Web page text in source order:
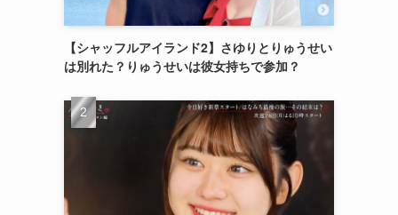
【シャッフルアイランド2】さゆりとりゅうせい
は別れた？りゅうせいは彼女持ちで参加？